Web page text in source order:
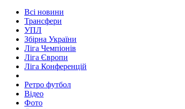
Всі новини
Трансфери
УПЛ
Збірна України
Ліга Чемпіонів
Ліга Європи
Ліга Конференцій
Ретро футбол
Відео
Фото